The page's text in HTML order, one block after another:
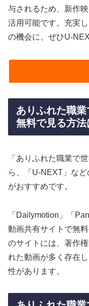
与されるため、新作
活用可能です。充実
の機会に、ぜひU-
ありふれた職
無料で見る方法
「ありふれた職業で
ら、「U-NEXT」な
がおすすめです。
「Dailymotion」「
動画共有サイトで無
のサイトには、著作
れた動画が多く存在
性があります。